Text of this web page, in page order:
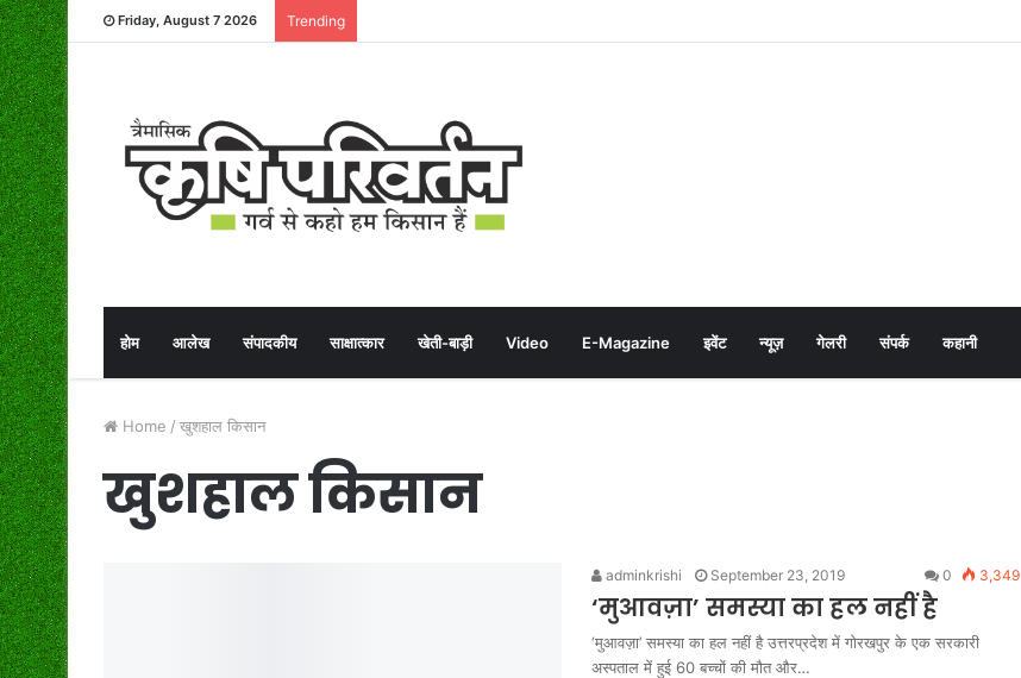
Friday, August 7 2026 Trending
होम आलेख संपादकीय साक्षात्कार खेती-बाड़ी Video E-Magazine इवेंट न्यूज़ गेलरी संपर्क कहानी
Home / खुशहाल किसान
खुशहाल किसान
adminkrishi September 23, 2019 0 3,349
‘मुआवज़ा’ समस्या का हल नहीं है
‘मुआवज़ा’ समस्या का हल नहीं है उत्तरप्रदेश में गोरखपुर के एक सरकारी
अस्पताल में हुई 60 बच्चों की मौत और…